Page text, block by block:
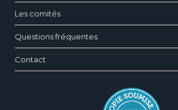
Les comités
Questions fréquentes
Contact